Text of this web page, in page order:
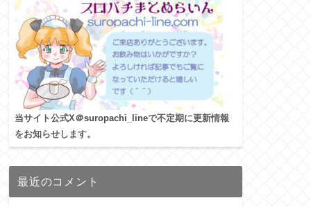
当サイト公式X＠suropachi_lineで不定期に更新情報
をお知らせします。
最近のコメント